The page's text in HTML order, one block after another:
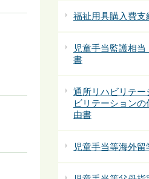
福祉用具購入費支
児童手当監護相
書
通所リハビリテー
ビリテーション
由書
児童手当等海外